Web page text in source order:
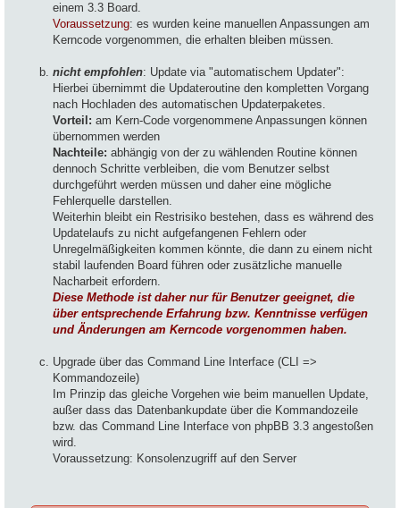
einem 3.3 Board.
Voraussetzung: es wurden keine manuellen Anpassungen am
Kerncode vorgenommen, die erhalten bleiben müssen.
nicht empfohlen: Update via "automatischem Updater":
Hierbei übernimmt die Updateroutine den kompletten Vorgang
nach Hochladen des automatischen Updaterpaketes.
Vorteil: am Kern-Code vorgenommene Anpassungen können
übernommen werden
Nachteile: abhängig von der zu wählenden Routine können
dennoch Schritte verbleiben, die vom Benutzer selbst
durchgeführt werden müssen und daher eine mögliche
Fehlerquelle darstellen.
Weiterhin bleibt ein Restrisiko bestehen, dass es während des
Updatelaufs zu nicht aufgefangenen Fehlern oder
Unregelmäßigkeiten kommen könnte, die dann zu einem nicht
stabil laufenden Board führen oder zusätzliche manuelle
Nacharbeit erfordern.
Diese Methode ist daher nur für Benutzer geeignet, die
über entsprechende Erfahrung bzw. Kenntnisse verfügen
und Änderungen am Kerncode vorgenommen haben.
Upgrade über das Command Line Interface (CLI =>
Kommandozeile)
Im Prinzip das gleiche Vorgehen wie beim manuellen Update,
außer dass das Datenbankupdate über die Kommandozeile
bzw. das Command Line Interface von phpBB 3.3 angestoßen
wird.
Voraussetzung: Konsolenzugriff auf den Server